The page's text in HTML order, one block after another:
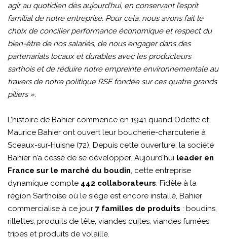
agir au quotidien dès aujourd’hui, en conservant l’esprit
familial de notre entreprise. Pour cela, nous avons fait le
choix de concilier performance économique et respect du
bien-être de nos salariés, de nous engager dans des
partenariats locaux et durables avec les producteurs
sarthois et de réduire notre empreinte environnementale au
travers de notre politique RSE fondée sur ces quatre grands
piliers ».
L’histoire de Bahier commence en 1941 quand Odette et
Maurice Bahier ont ouvert leur boucherie-charcuterie à
Sceaux-sur-Huisne (72). Depuis cette ouverture, la société
Bahier n’a cessé de se développer. Aujourd’hui leader en
France sur le marché du boudin, cette entreprise
dynamique compte 442 collaborateurs. Fidèle à la
région Sarthoise où le siège est encore installé, Bahier
commercialise à ce jour 7 familles de produits : boudins,
rillettes, produits de tête, viandes cuites, viandes fumées,
tripes et produits de volaille.